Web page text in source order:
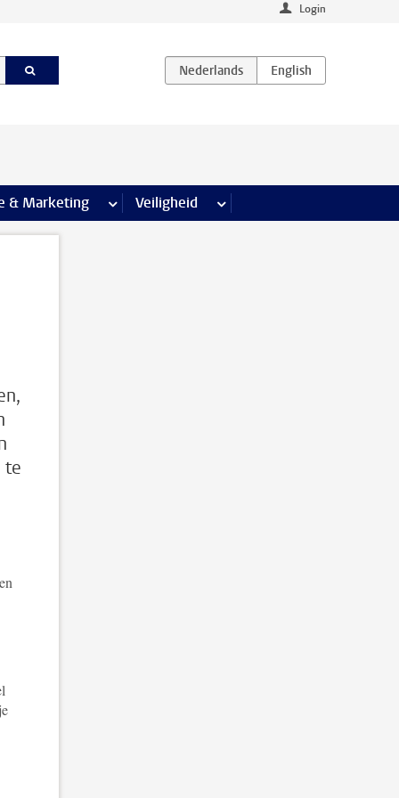
Login
& Marketing meer Communicatie & Marketing pagina’s
Veiligheid meer Veiligheid pagina’s
te